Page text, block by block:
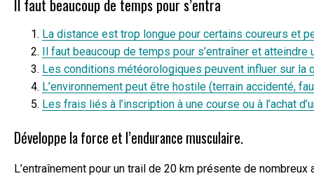
Il faut beaucoup de temps pour s’entra
La distance est trop longue pour certains coureurs et
Il faut beaucoup de temps pour s’entraîner et
Les conditions météorologiques peuvent influer sur la
L’environnement peut être hostile (terrain accidenté,
Les frais liés à l’inscription à une course ou à l’achat
Développe la force et l’endurance musculaire.
L’entraînement pour un trail de 20 km présente de